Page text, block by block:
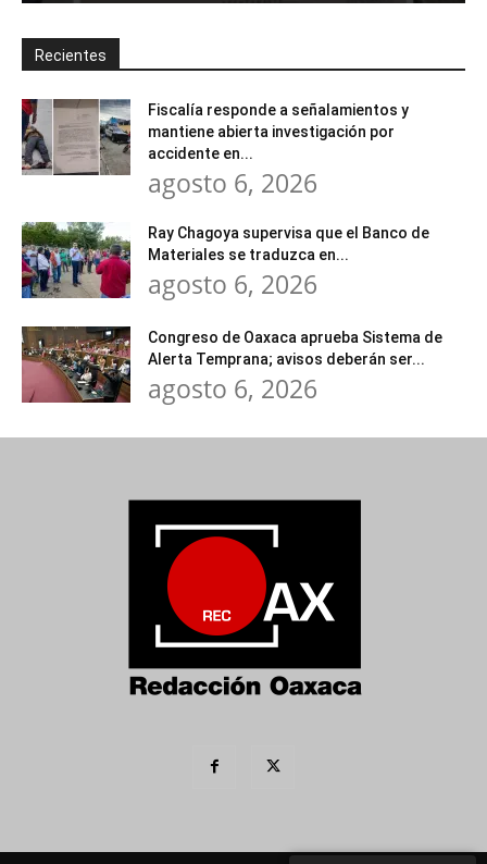
Recientes
Fiscalía responde a señalamientos y
mantiene abierta investigación por
accidente en...
agosto 6, 2026
Ray Chagoya supervisa que el Banco de
Materiales se traduzca en...
agosto 6, 2026
Congreso de Oaxaca aprueba Sistema de
Alerta Temprana; avisos deberán ser...
agosto 6, 2026